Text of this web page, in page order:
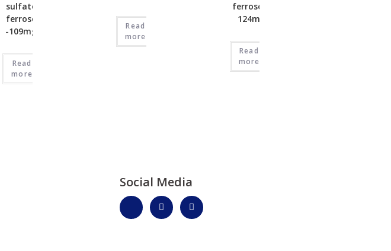
sulfato
ferroso
-109mg
Read
more
Read
more
ferroso –
124mg
Read
more
Social Media